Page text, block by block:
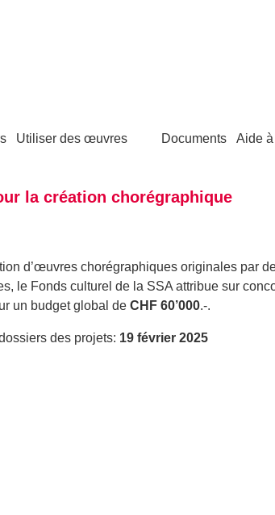
Utiliser des œuvres Documents Aide
la création chorégraphique
d’œuvres chorégraphiques originales par
le Fonds culturel de la SSA attribue sur
un budget global de CHF 60’000.-.
des projets: 19 février 2025